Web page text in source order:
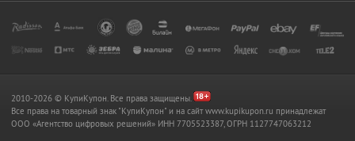
2010-2026 © КупиКупон. Все права защищены.
Все права на товарный знак "КупиКупон" и на сайт www.kupikupon.ru принадлежат
OOO «Агентство цифровых решений» ИНН 7705523387, ОГРН 1127747063212